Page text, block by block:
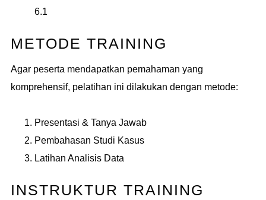
6.1
METODE TRAINING
Agar peserta mendapatkan pemahaman yang
komprehensif, pelatihan ini dilakukan dengan metode:
Presentasi & Tanya Jawab
Pembahasan Studi Kasus
Latihan Analisis Data
INSTRUKTUR TRAINING